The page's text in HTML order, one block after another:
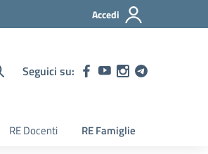
Accedi
Seguici su:
RE Docenti RE Famiglie